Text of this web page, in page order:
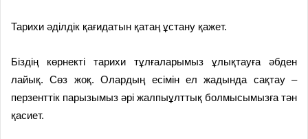
Тарихи әділдік қағидатын қатаң ұстану қажет.
Біздің көрнекті тарихи тұлғаларымыз ұлықтауға әбден
лайық. Сөз жоқ. Олардың есімін ел жадында сақтау –
перзенттік парызымыз әрі жалпыұлттық болмысымызға тән
қасиет.